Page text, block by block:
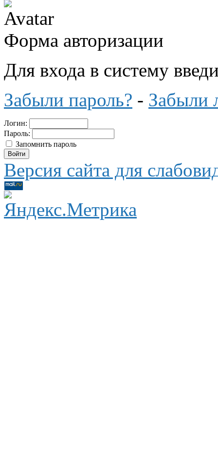
Форма авторизации
Для входа в систему
Забыли пароль? - Забыли
Логин:
Пароль:
Запомнить пароль
Версия сайта для